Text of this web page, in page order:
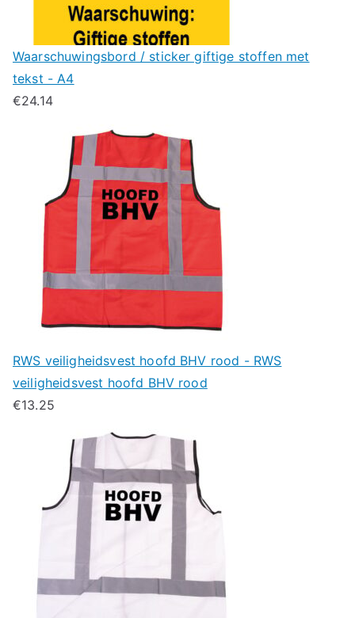
Waarschuwingsbord / sticker giftige stoffen met
tekst - A4
€24.14
RWS veiligheidsvest hoofd BHV rood - RWS
veiligheidsvest hoofd BHV rood
€13.25